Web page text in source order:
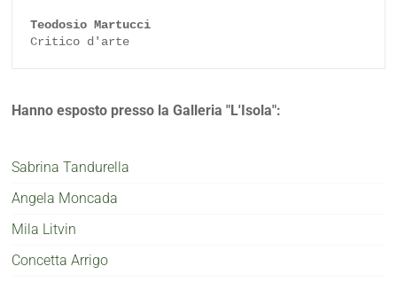
Teodosio Martucci
Critico d'arte
Hanno esposto presso la Galleria "L'Isola":
Sabrina Tandurella
Angela Moncada
Mila Litvin
Concetta Arrigo